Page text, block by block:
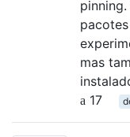
mas
17